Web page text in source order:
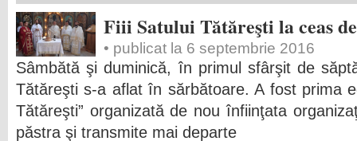
Fiii Satului Tătăreşti la ceas
• publicat la 6 septembrie 2016
Sâmbătă şi duminică, în primul sfârşit de
Tătăreşti s-a aflat în sărbătoare. A fost prima
Tătăreşti” organizată de nou înfiinţata
păstra şi transmite mai departe